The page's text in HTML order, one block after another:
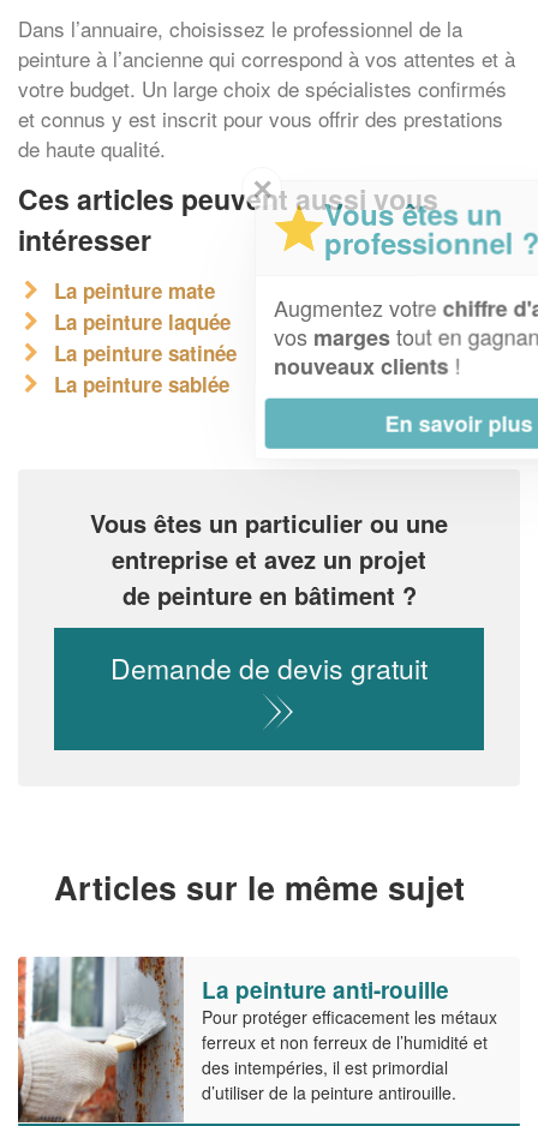
Dans l’annuaire, choisissez le professionnel de la
peinture à l’ancienne qui correspond à vos attentes et à
votre budget. Un large choix de spécialistes confirmés
et connus y est inscrit pour vous offrir des prestations
de haute qualité.
Ces articles peuvent aussi vous
intéresser
La peinture mate
La peinture laquée
La peinture satinée
La peinture sablée
Vous êtes un particulier ou une
entreprise et avez un projet
de peinture en bâtiment ?
Demande de devis gratuit
Articles sur le même sujet
La peinture anti-rouille
Pour protéger efficacement les métaux
ferreux et non ferreux de l’humidité et
des intempéries, il est primordial
d’utiliser de la peinture antirouille.
✕
Vous êtes un
professionnel ?
Augmentez votrechiffre d'affaireset
vosmarges
tout en gagnant de
nouveaux clients!
En savoir plus